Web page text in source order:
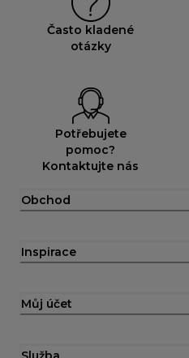
Často kladené
otázky
Potřebujete
pomoc?
Kontaktujte nás
Obchod
Inspirace
Můj účet